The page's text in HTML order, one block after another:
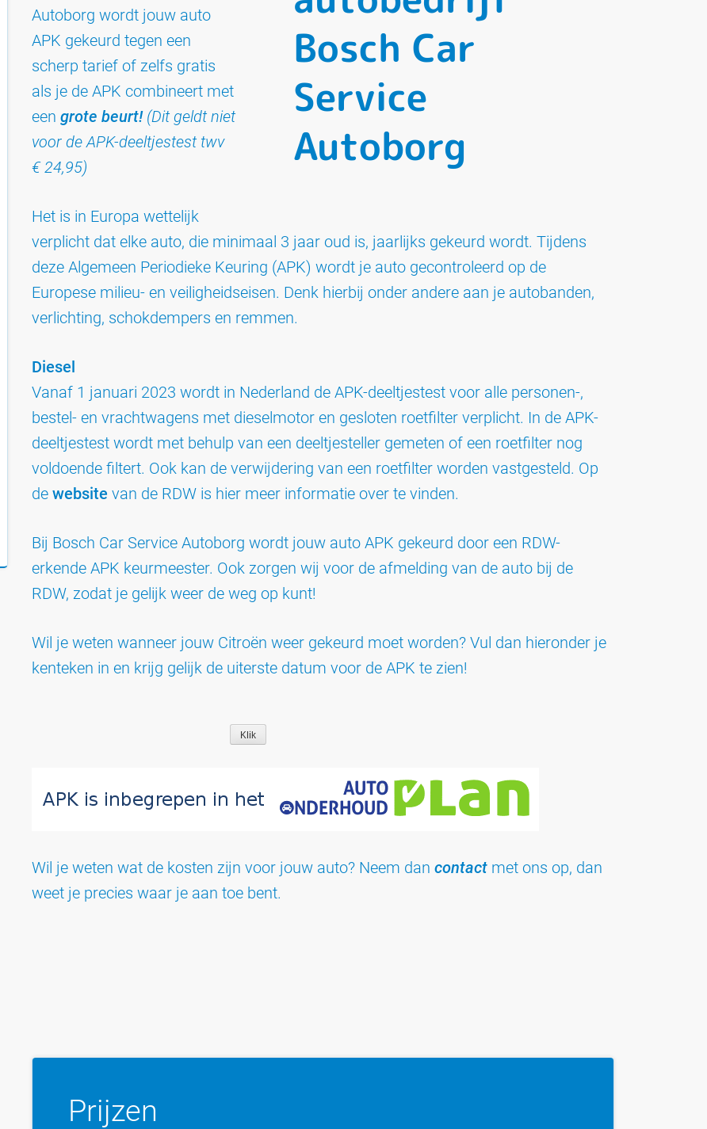
Autoborg wordt jouw auto
APK gekeurd tegen een
scherp tarief of zelfs gratis
als je de APK combineert met
een grote beurt! (Dit geldt niet
voor de APK-deeltjestest twv
€ 24,95)
Het is in Europa wettelijk
verplicht dat elke auto, die minimaal 3 jaar oud is, jaarlijks gekeurd wordt. Tijdens
deze Algemeen Periodieke Keuring (APK) wordt je auto gecontroleerd op de
Europese milieu- en veiligheidseisen. Denk hierbij onder andere aan je autobanden,
verlichting, schokdempers en remmen.
Diesel
Vanaf 1 januari 2023 wordt in Nederland de APK-deeltjestest voor alle personen-,
bestel- en vrachtwagens met dieselmotor en gesloten roetfilter verplicht. In de APK-
deeltjestest wordt met behulp van een deeltjesteller gemeten of een roetfilter nog
voldoende filtert. Ook kan de verwijdering van een roetfilter worden vastgesteld. Op
de website van de RDW is hier meer informatie over te vinden.
Bij Bosch Car Service Autoborg wordt jouw auto APK gekeurd door een RDW-
erkende APK keurmeester. Ook zorgen wij voor de afmelding van de auto bij de
RDW, zodat je gelijk weer de weg op kunt!
Wil je weten wanneer jouw Citroën weer gekeurd moet worden? Vul dan hieronder je
kenteken in en krijg gelijk de uiterste datum voor de APK te zien!
Klik
Wil je weten wat de kosten zijn voor jouw auto? Neem dan contact met ons op, dan
weet je precies waar je aan toe bent.
Prijzen